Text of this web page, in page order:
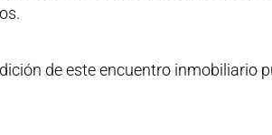
de este encuentro inmobiliario